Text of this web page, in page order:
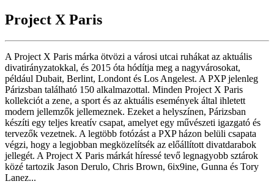
Project X Paris
A Project X Paris márka ötvözi a városi utcai ruhákat az aktuális
divatirányzatokkal, és 2015 óta hódítja meg a nagyvárosokat,
például Dubait, Berlint, Londont és Los Angelest. A PXP jelenleg
Párizsban található 150 alkalmazottal. Minden Project X Paris
kollekciót a zene, a sport és az aktuális események által ihletett
modern jellemzők jellemeznek. Ezeket a helyszínen, Párizsban
készíti egy teljes kreatív csapat, amelyet egy művészeti igazgató és
tervezők vezetnek. A legtöbb fotózást a PXP házon belüli csapata
végzi, hogy a legjobban megközelítsék az előállított divatdarabok
jellegét. A Project X Paris márkát híressé tevő legnagyobb sztárok
közé tartozik Jason Derulo, Chris Brown, 6ix9ine, Gunna és Tory
Lanez...